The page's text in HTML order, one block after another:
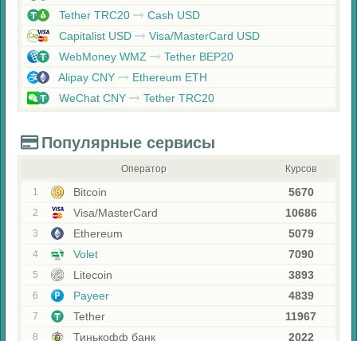
Tether TRC20
Cash USD
Capitalist USD
Visa/MasterCard USD
WebMoney WMZ
Tether BEP20
Alipay CNY
Ethereum ETH
WeChat CNY
Tether TRC20
Популярные сервисы
Оператор Курсов
1 Bitcoin 5670
2 Visa/MasterCard 10686
3 Ethereum 5079
4 Volet 7090
5 Litecoin 3893
6 Payeer 4839
7 Tether 11967
8 Тинькофф банк 2022